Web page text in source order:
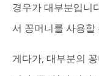
경우가 대부분입니
서 꽁머니를 사용
게다가, 대부분의